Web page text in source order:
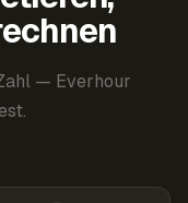
— Everhour